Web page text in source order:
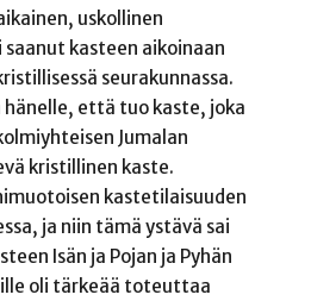
uskollinen
kasteen aikoinaan
seurakunnassa.
että tuo kaste, joka
Jumalan
kristillinen kaste.
kastetilaisuuden
ja niin tämä ystävä sai
Isän ja Pojan ja Pyhän
oli tärkeää toteuttaa